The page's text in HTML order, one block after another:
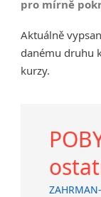
pro mírně
Aktuálně
danému druhu
kurzy.
ZAHRMAN-